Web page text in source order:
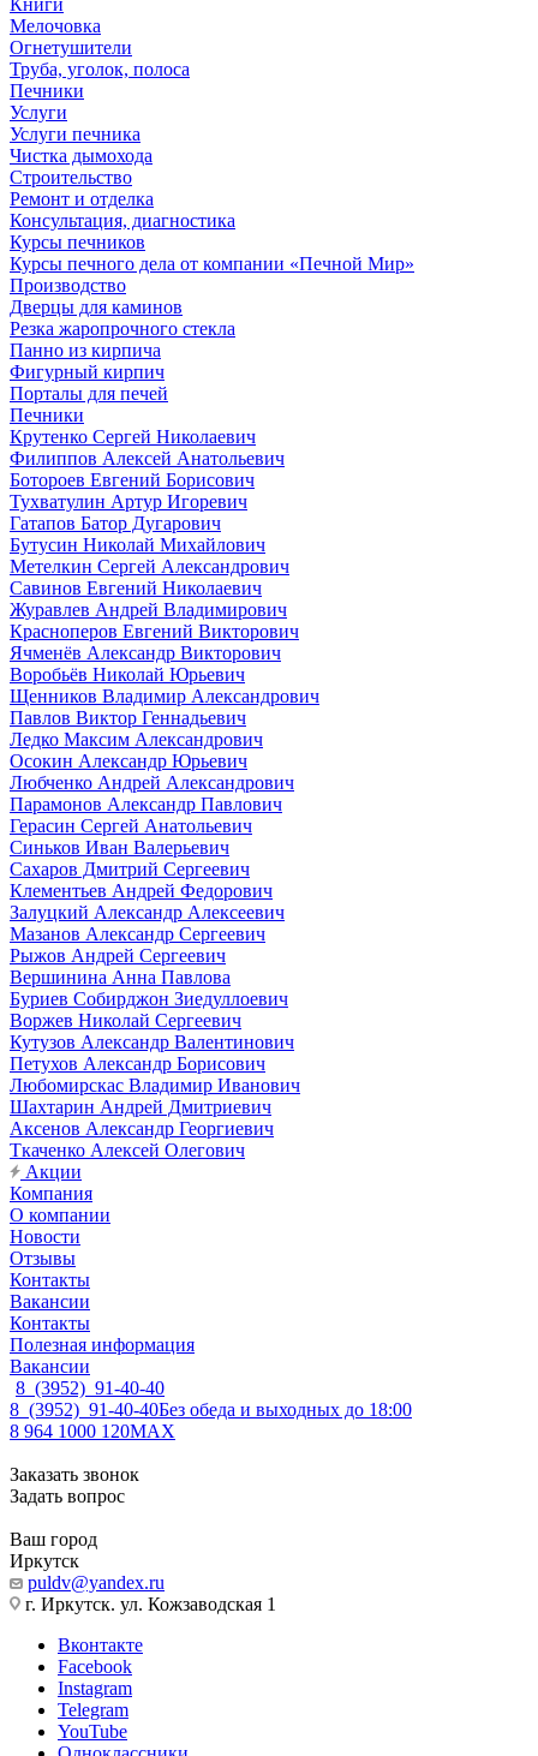
Книги
Мелочовка
Огнетушители
Труба, уголок, полоса
Печники
Услуги
Услуги печника
Чистка дымохода
Строительство
Ремонт и отделка
Консультация, диагностика
Курсы печников
Курсы печного дела от компании «Печной Мир»
Производство
Дверцы для каминов
Резка жаропрочного стекла
Панно из кирпича
Фигурный кирпич
Порталы для печей
Печники
Крутенко Сергей Николаевич
Филиппов Алексей Анатольевич
Ботороев Евгений Борисович
Тухватулин Артур Игоревич
Гатапов Батор Дугарович
Бутусин Николай Михайлович
Метелкин Сергей Александрович
Савинов Евгений Николаевич
Журавлев Андрей Владимирович
Красноперов Евгений Викторович
Ячменёв Александр Викторович
Воробьёв Николай Юрьевич
Щенников Владимир Александрович
Павлов Виктор Геннадьевич
Ледко Максим Александрович
Осокин Александр Юрьевич
Любченко Андрей Александрович
Парамонов Александр Павлович
Герасин Сергей Анатольевич
Синьков Иван Валерьевич
Сахаров Дмитрий Сергеевич
Клементьев Андрей Федорович
Залуцкий Александр Алексеевич
Мазанов Александр Сергеевич
Рыжов Андрей Сергеевич
Вершинина Анна Павлова
Буриев Собирджон Зиедуллоевич
Воржев Николай Сергеевич
Кутузов Александр Валентинович
Петухов Александр Борисович
Любомирскас Владимир Иванович
Шахтарин Андрей Дмитриевич
Аксенов Александр Георгиевич
Ткаченко Алексей Олегович
Акции
Компания
О компании
Новости
Отзывы
Контакты
Вакансии
Контакты
Полезная информация
Вакансии
8 (3952) 91-40-40
8 (3952) 91-40-40Без обеда и выходных до 18:00
8 964 1000 120MAX
Заказать звонок
Задать вопрос
Ваш город
Иркутск
puldv@yandex.ru
г. Иркутск. ул. Кожзаводская 1
Вконтакте
Facebook
Instagram
Telegram
YouTube